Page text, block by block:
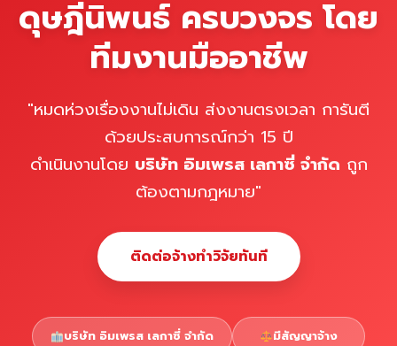
ดุษฎีนิพนธ์ ครบวงจร โดย
ทีมงานมืออาชีพ
"หมดห่วงเรื่องงานไม่เดิน ส่งงานตรงเวลา การันตี
ด้วยประสบการณ์กว่า 15 ปี
ดำเนินงานโดย บริษัท อิมเพรส เลกาซี่ จำกัด ถูก
ต้องตามกฎหมาย"
ติดต่อจ้างทำวิจัยทันที
บริษัท อิมเพรส เลกาซี่ จำกัด มีสัญญาจ้าง